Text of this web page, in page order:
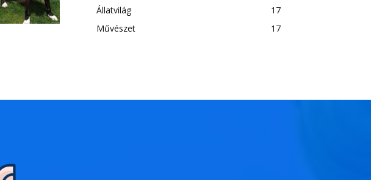
Állatvilág
17
Művészet
17